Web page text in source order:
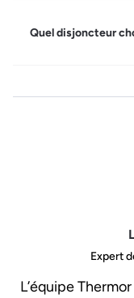
Quel disjoncteur
Expert
L’équipe